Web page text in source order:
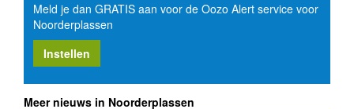
Meld je dan GRATIS aan voor de Oozo Alert service voor
Noorderplassen
Instellen
Meer nieuws in Noorderplassen